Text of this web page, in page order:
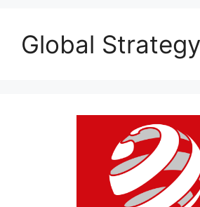
Global Strategy